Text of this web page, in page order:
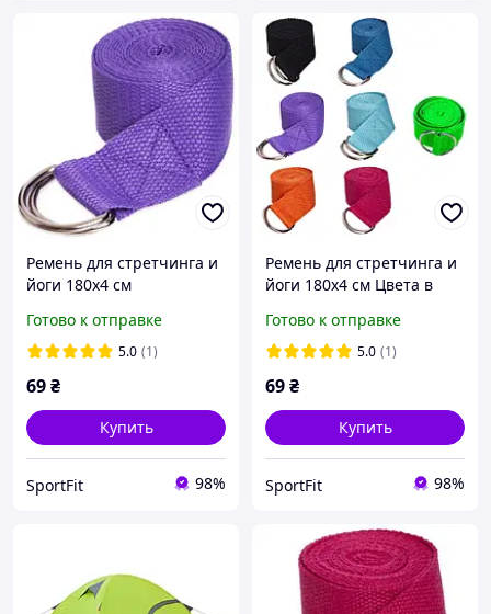
Ремень для стретчинга и
йоги 180х4 см
Готово к отправке
5.0 (1)
69₴
Купить
SportFit 98%
Ремень для стретчинга и
йоги 180х4 см Цвета в
Готово к отправке
5.0 (1)
69₴
Купить
SportFit 98%